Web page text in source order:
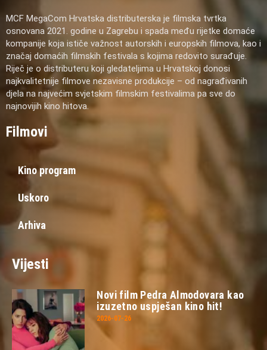
MCF MegaCom Hrvatska distributerska je filmska tvrtka
osnovana 2021. godine u Zagrebu i spada među rijetke domaće
kompanije koja ističe važnost autorskih i europskih filmova, kao i
značaj domaćih filmskih festivala s kojima redovito surađuje.
Riječ je o distributeru koji gledateljima u Hrvatskoj donosi
najkvalitetnije filmove nezavisne produkcije – od nagrađivanih
djela na najvećim svjetskim filmskim festivalima pa sve do
najnovijih kino hitova.
Filmovi
Kino program
Uskoro
Arhiva
Vijesti
Novi film Pedra Almodovara kao
izuzetno uspješan kino hit!
2026-07-26